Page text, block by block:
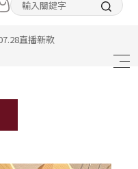
直播新款